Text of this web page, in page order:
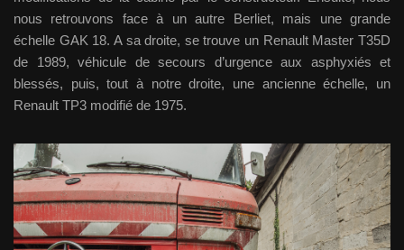
nous retrouvons face à un autre Berliet, mais une grande
échelle GAK 18. A sa droite, se trouve un Renault Master T35D
de 1989, véhicule de secours d’urgence aux asphyxiés et
blessés, puis, tout à notre droite, une ancienne échelle, un
Renault TP3 modifié de 1975.